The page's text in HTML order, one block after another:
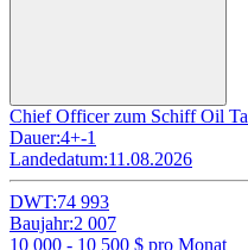
Chief Officer zum Schiff Oil
Dauer:4+-1
Landedatum:11.08.2026
DWT:74 993
Baujahr:2 007
10 000 - 10 500 $ pro Monat